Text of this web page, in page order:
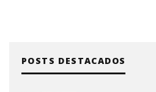
POSTS DESTACADOS